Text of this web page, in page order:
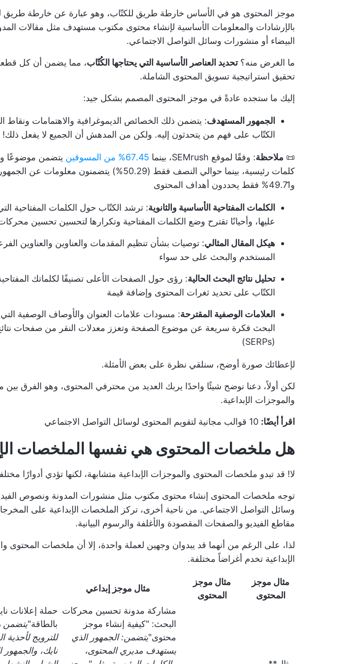
موجز المحتوى هو في الأساس خارطة طريق للكتّاب، وهو عبارة عن خارطة طريق
بالإرشادات والمعلومات الأساسية لإنشاء محتوى مكتوب مستهدف مثل مقالات
البيضاء أو منشورات وسائل التواصل الاجتماعي.
ما الغرض منه؟تحديد العناصر الأساسية التي يحتاجها الكُتّاب، مما يضمن أن كل
تحقيق استراتيجية تسويق المحتوى الشاملة.
إليك ما ستجده عادةً في موجز المحتوى المصمم بشكل جيد:
الجمهور المستهدف: يتضمن ذلك الخصائص الديموغرافية والاهتمامات ونقاط
الكتّاب على فهم من يتحدثون إليه. ولكن من المدهش أن الجميع لا يفعل ذلك!
📜 ملاحظة: وفقًا لموقع SEMrush، بينما 67.45% من المسوقين
كلمات رئيسية، بينما حوالي النصف فقط (50.29%) يتضمنون
و49.71% فقط يحددون أهداف المحتوى
الكلمات المفتاحية الأساسية والثانوية: ترشد الكتّاب حول الكلمات المفتاحية
عليها، وأحيانًا تقترح وضع الكلمات المفتاحية وتكرارها لتحسين تحسين
هيكل المقال المثالي: توصيات بشأن تنظيم المقدمات والعناوين والعناوين
المستخدم والبحث على حد سواء
تحليل نتائج البحث الحالية: رؤى حول الصفحات الأعلى تصنيفًا لكلماتك
الكتّاب على تحديد ثغرات المحتوى وإضافة قيمة
العلامات الوصفية المقترحة: مسودات علامات العنوان والأوصاف الوصفية
البحث فكرة سريعة عن موضوع الصفحة وتعزز معدلات النقر من صفحات
(SERPs)
لإعطائك صورة أوضح، سنلقي نظرة على بعض الأمثلة.
لكن أولاً، دعنا نوضح شيئًا واحدًا يربك العديد من محترفي المحتوى، وهو الفرق
والموجزات الإبداعية.
اقرأ أيضًا: 10 قوالب مجانية لتقويم المحتوى لوسائل التواصل الاجتماعي
هل ملخصات المحتوى هي نفسها الملخصات
لا! قد تبدو ملخصات المحتوى والموجزات الإبداعية متشابهة، لكنها تؤدي أدوارًا
توجه ملخصات المحتوى إنشاء محتوى مكتوب مثل منشورات المدونة ونصوص
وسائل التواصل الاجتماعي. من ناحية أخرى، تركز الملخصات الإبداعية على
مقاطع الفيديو والصفحات المقصودة والأغلفة والرسوم البيانية.
لذا، على الرغم من أنهما قد يبدوان وجهين لعملة واحدة، إلا أن ملخصات المحتوى
الإبداعية تخدم أغراضاً مختلفة.
مثال موجز
المحتوى
مثال موجز
المحتوى
مثال موجز إبداعي
مشاركة مدونة تحسين محركات
البحث: "كيفية إنشاء موجز
محتوى"يتضمن: الجمهور الذي
يستهدف مديري المحتوى،
حملة إعلانات
بالطاقة"يتضمن
للترويج
نايك،